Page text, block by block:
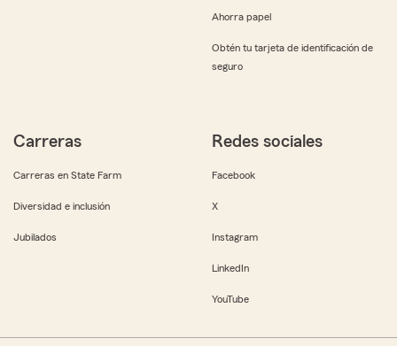
Ahorra papel
Obtén tu tarjeta de identificación de
seguro
Carreras
Carreras en State Farm
Diversidad e inclusión
Jubilados
Redes sociales
Facebook
X
Instagram
LinkedIn
YouTube